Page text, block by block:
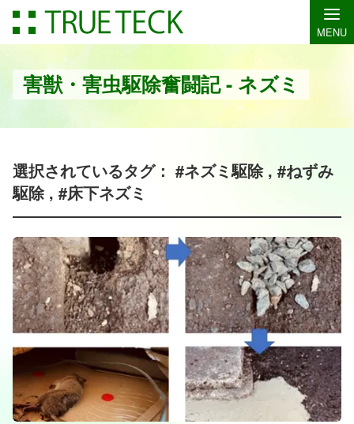
MENU
害獣・害虫駆除奮闘記 - ネズミ
選択されているタグ： #ネズミ駆除 , #ねずみ
駆除 , #床下ネズミ